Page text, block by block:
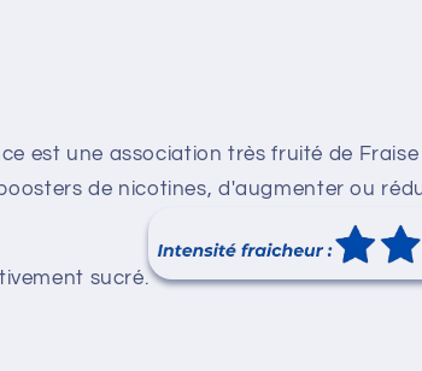
est une association très fruité de
de nicotines, d'augmenter ou ré
sucré.